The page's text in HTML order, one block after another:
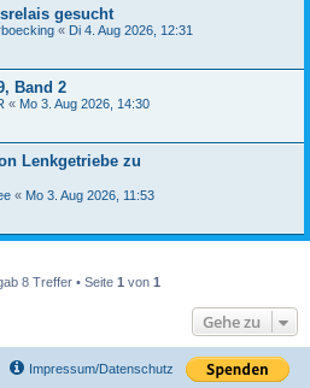
gesucht
« Di 4. Aug 2026, 12:31
Band 2
« Mo 3. Aug 2026, 14:30
Lenkgetriebe zu
« Mo 3. Aug 2026, 11:53
8 Treffer • Seite 1 von 1
Gehe zu
Impressum/Datenschutz